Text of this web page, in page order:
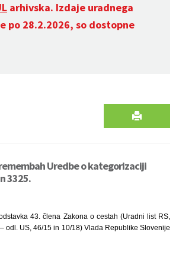
arhivska. Izdaje uradnega
po 28.2.2026, so dostopne
Uredbe o kategorizaciji
3325.
43. člena Zakona o cestah (Uradni list RS,
odl. US, 46/15 in 10/18) Vlada Republike Slovenije